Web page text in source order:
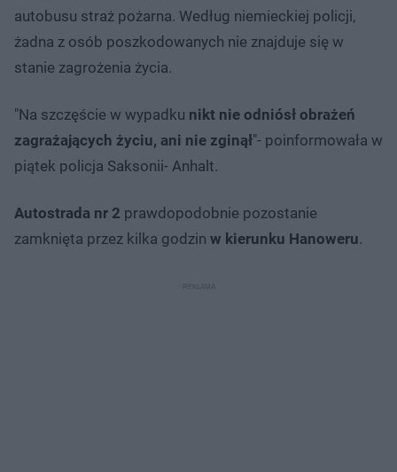
autobusu straż pożarna. Według niemieckiej policji,
żadna z osób poszkodowanych nie znajduje się w
stanie zagrożenia życia.
"Na szczęście w wypadku nikt nie odniósł obrażeń
zagrażających życiu, ani nie zginął"- poinformowała w
piątek policja Saksonii- Anhalt.
Autostrada nr 2 prawdopodobnie pozostanie
zamknięta przez kilka godzin w kierunku Hanoweru.